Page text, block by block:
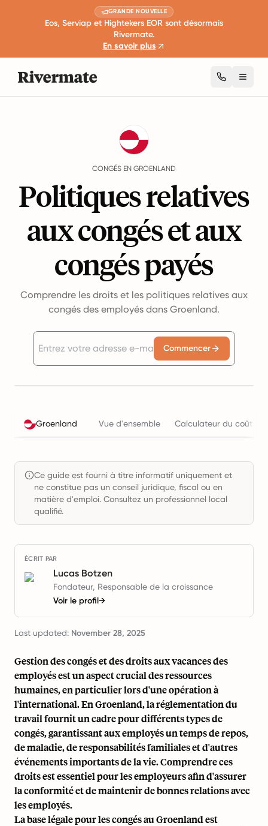
GRANDE NOUVELLE
Eos, Serviap et Hightekers EOR sont désormais
Rivermate.
En savoir plus
CONGÉS EN GROENLAND
Politiques relatives
aux congés et aux
congés payés
Comprendre les droits et les politiques relatives aux
congés des employés dans Groenland.
Commencer
Groenland Vue d'ensemble Calculateur du coût de
Ce guide est fourni à titre informatif uniquement et
ne constitue pas un conseil juridique, fiscal ou en
matière d'emploi. Consultez un professionnel local
qualifié.
ÉCRIT PAR
Lucas Botzen
Fondateur, Responsable de la croissance
Voir le profil→
Last updated: November 28, 2025
Gestion des congés et des droits aux vacances des
employés est un aspect crucial des ressources
humaines, en particulier lors d'une opération à
l'international. En Groenland, la réglementation du
travail fournit un cadre pour différents types de
congés, garantissant aux employés un temps de repos,
de maladie, de responsabilités familiales et d'autres
événements importants de la vie. Comprendre ces
droits est essentiel pour les employeurs afin d'assurer
la conformité et de maintenir de bonnes relations avec
les employés.
La base légale pour les congés au Groenland est